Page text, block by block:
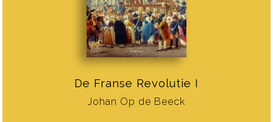
De Franse Revolutie I
Johan Op de Beeck